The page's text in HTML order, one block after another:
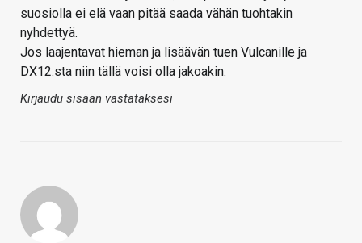
suosiolla ei elä vaan pitää saada vähän tuohtakin
nyhdettyä.
Jos laajentavat hieman ja lisäävän tuen Vulcanille ja
DX12:sta niin tällä voisi olla jakoakin.
Kirjaudu sisään vastataksesi